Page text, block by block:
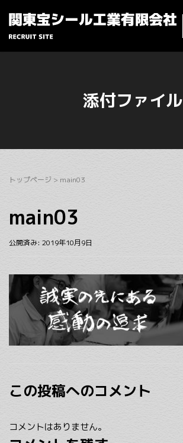
添付ファイル
トップページ > main03
main03
公開済み: 2019年10月9日
この投稿へのコメント
コメントはありません。